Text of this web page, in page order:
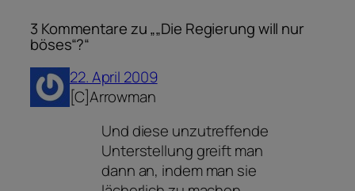
3 Kommentare zu „„Die Regierung will nur
böses“?“
22. April 2009
[C]Arrowman
Und diese unzutreffende
Unterstellung greift man
dann an, indem man sie